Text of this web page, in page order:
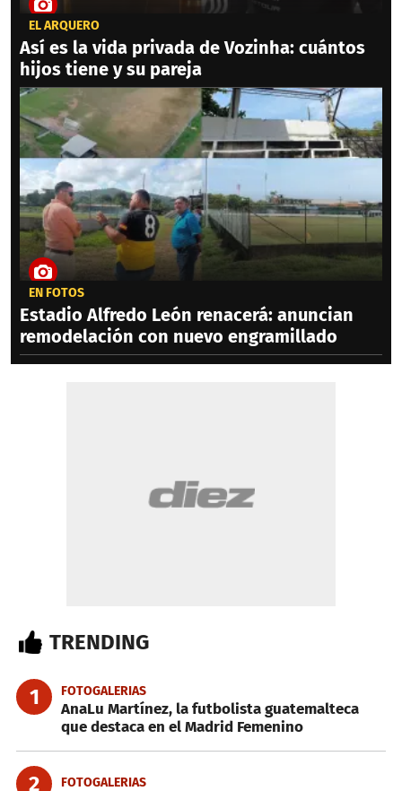
EL ARQUERO
Así es la vida privada de Vozinha: cuántos
hijos tiene y su pareja
EN FOTOS
Estadio Alfredo León renacerá: anuncian
remodelación con nuevo engramillado
TRENDING
1 FOTOGALERIAS
AnaLu Martínez, la futbolista guatemalteca
que destaca en el Madrid Femenino
2 FOTOGALERIAS